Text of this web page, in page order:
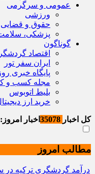
عمومی و سرگرمی
ورزشی
حقوق و قضایی
پزشکی، سلامت
گوناگون
اقتصاد
ایران سفر تور
پایگاه خبری روز
مجله کسب و
بلیط اتوبوس
خرید ارز
کل اخبار اخبار امروز:
مطالب امروز